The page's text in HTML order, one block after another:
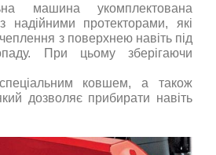
машина укомплектована
надійними протекторами, які
з поверхнею навіть під
При цьому зберігаючи
ковшем, а також
дозволяє прибирати навіть